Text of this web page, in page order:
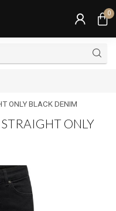
0
ONLY BLACK DENIM
ONLY